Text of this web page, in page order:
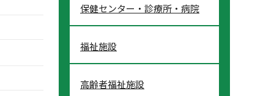
保健センター・診療所・病院
福祉施設
高齢者福祉施設